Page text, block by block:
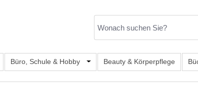
Dropdown der Kategorie Mode & Accessoires
Büro, Schule & Hobby Öffne oder Schließe das
Beauty & Körperpflege